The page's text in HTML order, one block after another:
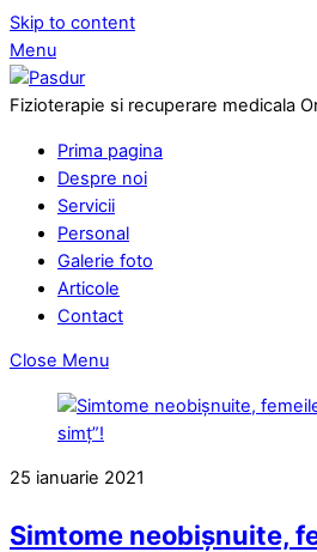
Skip to content
Menu
Fizioterapie si recuperare medicala
Prima pagina
Despre noi
Servicii
Personal
Galerie foto
Articole
Contact
Close Menu
25 ianuarie 2021
Simtome neobișnuite,